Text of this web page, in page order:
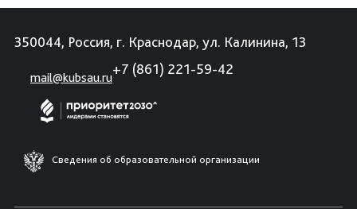
350044, Россия, г. Краснодар, ул. Калинина, 13
mail@kubsau.ru
+7 (861) 221-59-42
Сведения об образовательной организации